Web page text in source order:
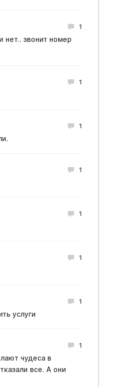
1
нет.. звонит номер
1
1
1
1
1
1
услуги
1
чудеса в
все. А они